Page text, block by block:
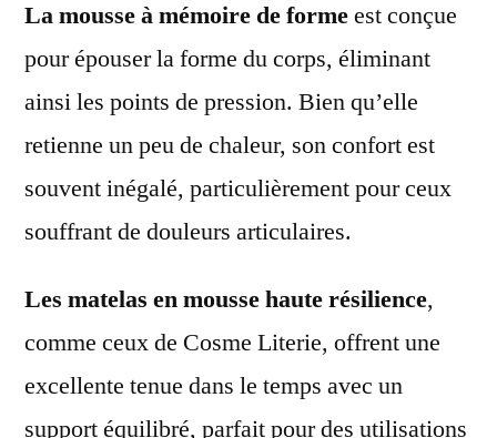
La mousse à mémoire de formeest conçue
pour épouser la forme du corps, éliminant
ainsi les points de pression. Bien qu’elle
retienne un peu de chaleur, son confort est
souvent inégalé, particulièrement pour ceux
souffrant de douleurs articulaires.
Les matelas en mousse haute résilience,
comme ceux de Cosme Literie, offrent une
excellente tenue dans le temps avec un
support équilibré, parfait pour des utilisations